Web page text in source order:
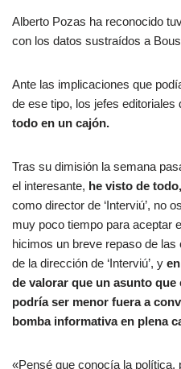
Alberto Pozas ha reconocido
con los datos sustraídos a
Ante las implicaciones que
de ese tipo, los jefes editoriales
todo en un cajón.
Tras su dimisión la semana
el interesante, he visto de
como director de ‘Interviú’, no
muy poco tiempo para aceptar
hicimos un breve repaso de
de la dirección de ‘Interviú’, y
de valorar que un asunto
podría ser menor fuera a
bomba informativa en plena
«Pensé que conocía la política,